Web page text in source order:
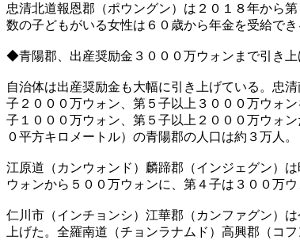
忠清北道報恩郡（ポウングン）は２０１８年から
数の子どもがいる女性は６０歳から年金を受給でき
◆青陽郡、出産奨励金３０００万ウォンまで引き上
自治体は出産奨励金も大幅に引き上げている。忠
子２０００万ウォン、第５子以上３０００万ウォ
子１０００万ウォン、第５子以上２０００万ウォ
０平方キロメートル）の青陽郡の人口は約３万人。
江原道（カンウォンド）麟蹄郡（インジェグン）
ウォンから５００万ウォンに、第４子は３００万
仁川市（インチョンシ）江華郡（カンファグン）
上げた。全羅南道（チョンラナムド）高興郡（コ